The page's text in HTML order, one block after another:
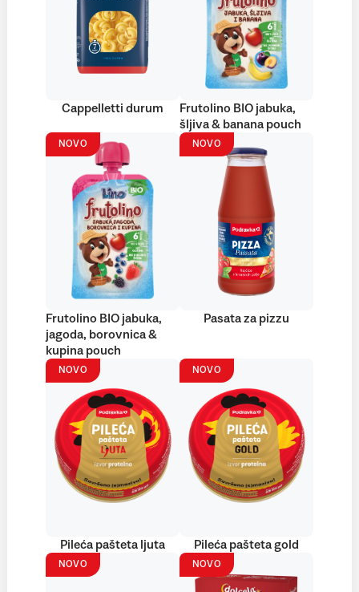
Cappelletti durum
Frutolino BIO jabuka,
šljiva & banana pouch
NOVO
Frutolino BIO jabuka,
jagoda, borovnica &
kupina pouch
NOVO
Pasata za pizzu
NOVO
Pileća pašteta ljuta
NOVO
Pileća pašteta gold
NOVO NOVO